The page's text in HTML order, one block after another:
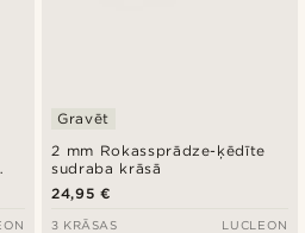
2 mm Rokassprādze-ķēdīte
sudraba krāsā
Gravēt
24,95 €
3 KRĀSAS LUCLEON